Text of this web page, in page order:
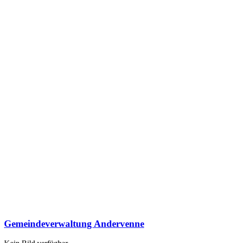
Gemeindeverwaltung Andervenne